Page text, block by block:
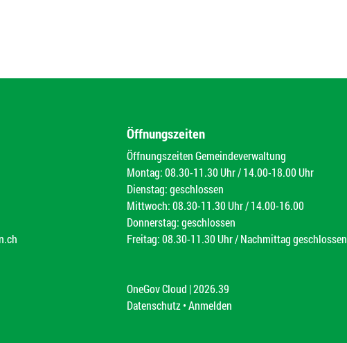
Öffnungszeiten
Öffnungszeiten Gemeindeverwaltung
Montag: 08.30-11.30 Uhr / 14.00-18.00 Uhr
Dienstag: geschlossen
Mittwoch: 08.30-11.30 Uhr / 14.00-16.00
Donnerstag: geschlossen
Freitag: 08.30-11.30 Uhr / Nachmittag geschlossen
OneGov Cloud (External Link)
|2026.39
Datenschutz (External Link)
Anmelden